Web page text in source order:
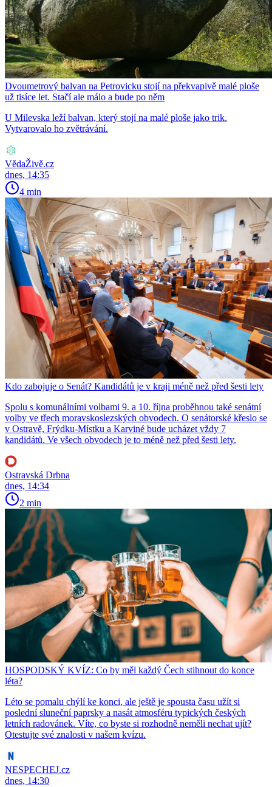
Dvoumetrový balvan na Petrovicku stojí na překvapivě malé ploše
už tisíce let. Stačí ale málo a bude po něm
U Milevska leží balvan, který stojí na malé ploše jako trik.
Vytvarovalo ho zvětrávání.
VědaŽivě.cz
dnes, 14:35
4 min
Kdo zabojuje o Senát? Kandidátů je v kraji méně než před šesti lety
Spolu s komunálními volbami 9. a 10. října proběhnou také senátní
volby ve třech moravskoslezských obvodech. O senátorské křeslo se
v Ostravě, Frýdku-Místku a Karviné bude ucházet vždy 7
kandidátů. Ve všech obvodech je to méně než před šesti lety.
Ostravská Drbna
dnes, 14:34
2 min
HOSPODSKÝ KVÍZ: Co by měl každý Čech stihnout do konce
léta?
Léto se pomalu chýlí ke konci, ale ještě je spousta času užít si
poslední sluneční paprsky a nasát atmosféru typických českých
letních radovánek. Víte, co byste si rozhodně neměli nechat ujít?
Otestujte své znalosti v našem kvízu.
NESPECHEJ.cz
dnes, 14:30